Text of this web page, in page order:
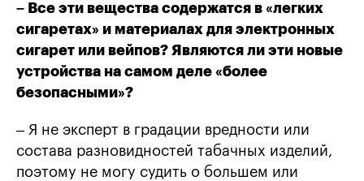
– Все эти вещества содержатся в «легких
сигаретах» и материалах для электронных
сигарет или вейпов? Являются ли эти новые
устройства на самом деле «более
безопасными»?
– Я не эксперт в градации вредности или
состава разновидностей табачных изделий,
поэтому не могу судить о большем или